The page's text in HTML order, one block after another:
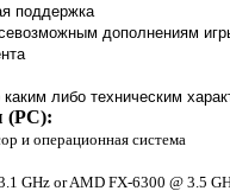
поддержка
дополнениям
либо техническим
(PC):
и операционная система
GHz or AMD FX-6300 @ 3.5